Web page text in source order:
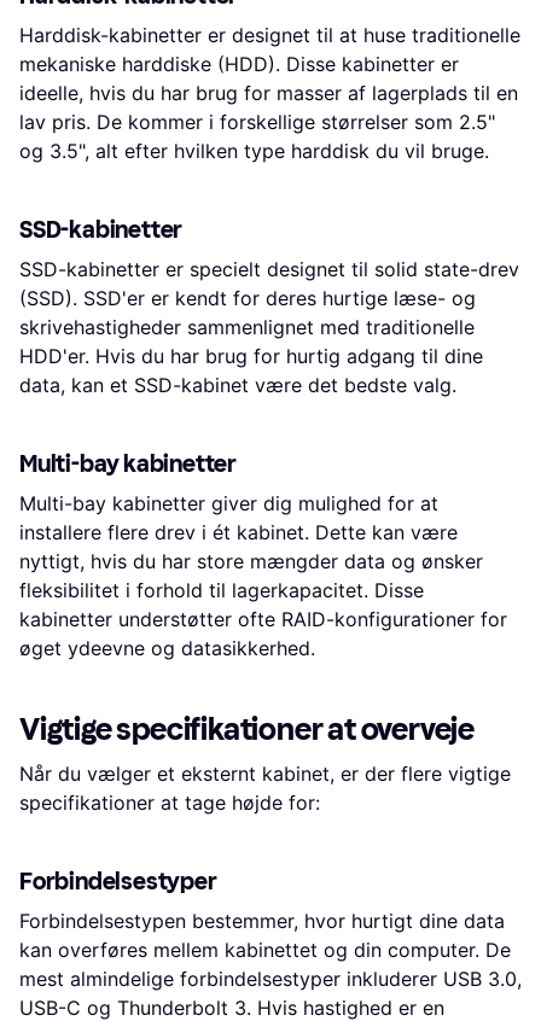
Harddisk-kabinetter er designet til at huse traditionelle
mekaniske harddiske (HDD). Disse kabinetter er
ideelle, hvis du har brug for masser af lagerplads til en
lav pris. De kommer i forskellige størrelser som 2.5"
og 3.5", alt efter hvilken type harddisk du vil bruge.
SSD-kabinetter
SSD-kabinetter er specielt designet til solid state-drev
(SSD). SSD'er er kendt for deres hurtige læse- og
skrivehastigheder sammenlignet med traditionelle
HDD'er. Hvis du har brug for hurtig adgang til dine
data, kan et SSD-kabinet være det bedste valg.
Multi-bay kabinetter
Multi-bay kabinetter giver dig mulighed for at
installere flere drev i ét kabinet. Dette kan være
nyttigt, hvis du har store mængder data og ønsker
fleksibilitet i forhold til lagerkapacitet. Disse
kabinetter understøtter ofte RAID-konfigurationer for
øget ydeevne og datasikkerhed.
Vigtige specifikationer at overveje
Når du vælger et eksternt kabinet, er der flere vigtige
specifikationer at tage højde for:
Forbindelsestyper
Forbindelsestypen bestemmer, hvor hurtigt dine data
kan overføres mellem kabinettet og din computer. De
mest almindelige forbindelsestyper inkluderer USB 3.0,
USB-C og Thunderbolt 3. Hvis hastighed er en